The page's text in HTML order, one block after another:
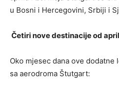
u Bosni i Hercegovini, Srbiji i
Četiri nove destinacije od
Oko mjesec dana ove
sa aerodroma Štutgart: